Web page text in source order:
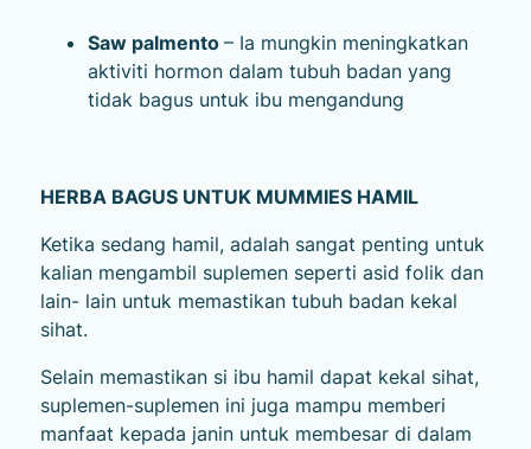
Saw palmento – Ia mungkin meningkatkan
aktiviti hormon dalam tubuh badan yang
tidak bagus untuk ibu mengandung
HERBA BAGUS UNTUK MUMMIES HAMIL
Ketika sedang hamil, adalah sangat penting untuk
kalian mengambil suplemen seperti asid folik dan
lain- lain untuk memastikan tubuh badan kekal
sihat.
Selain memastikan si ibu hamil dapat kekal sihat,
suplemen-suplemen ini juga mampu memberi
manfaat kepada janin untuk membesar di dalam